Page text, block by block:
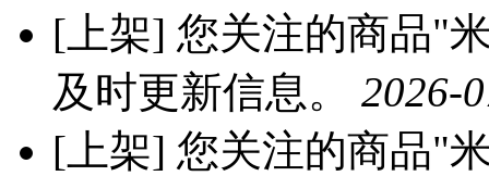
[上架] 您关注的商品"
及时更新信息。 2026-
[上架] 您关注的商品"